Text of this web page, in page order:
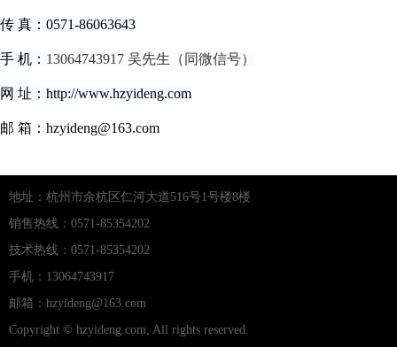
传 真： 0571-86063643
手 机： 13064743917 吴先生（同微信号）
网 址：http://www.hzyideng.com
邮 箱： hzyideng@163.com
地址：杭州市余杭区仁河大道516号1号楼8楼
销售热线：0571-85354202
技术热线：0571-85354202
手机：13064743917
邮箱：hzyideng@163.com
Copyright © hzyideng.com, All rights reserved.